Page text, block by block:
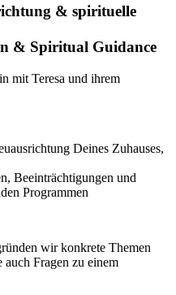
& spirituelle
& Spiritual Guidance
mit Teresa und ihrem
Deines Zuhauses,
Beeinträchtigungen und
Programmen
wir konkrete Themen
auch Fragen zu einem